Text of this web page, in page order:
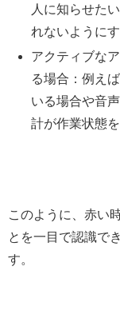
人に知らせた
れないように
アクティブな
る場合：例え
いる場合や音
計が作業状態
このように、赤い
とを一目で認識で
す。